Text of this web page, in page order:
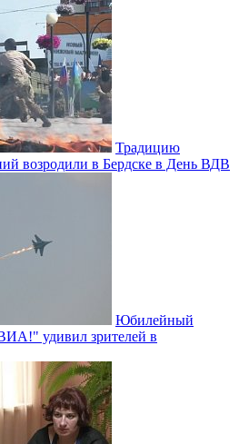
Традицию
возродили в Бердске в День ВДВ
Юбилейный
удивил зрителей в